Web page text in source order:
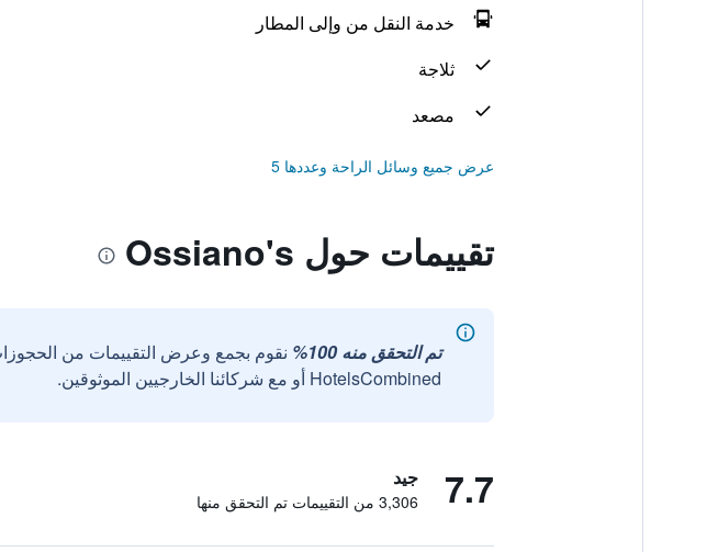
خدمة النقل من وإلى المطار
ثلاجة
مصعد
عرض جميع وسائل الراحة وعددها 5
تقييمات حول Ossiano's
تم التحقق منه 100%
نقوم بجمع وعرض التقييمات من
HotelsCombined أو مع شركائنا الخارجيين الموثوقين.
7.7 جيد
3,306 من التقييمات تم التحقق منها